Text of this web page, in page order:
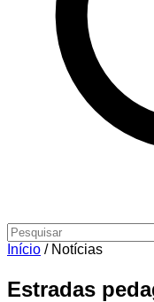
Início / Notícias
Estradas